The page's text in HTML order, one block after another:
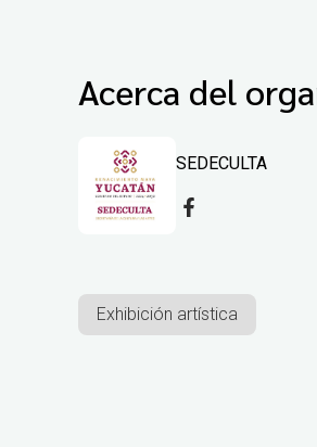
Acerca del
SEDECULTA
Exhibición artística